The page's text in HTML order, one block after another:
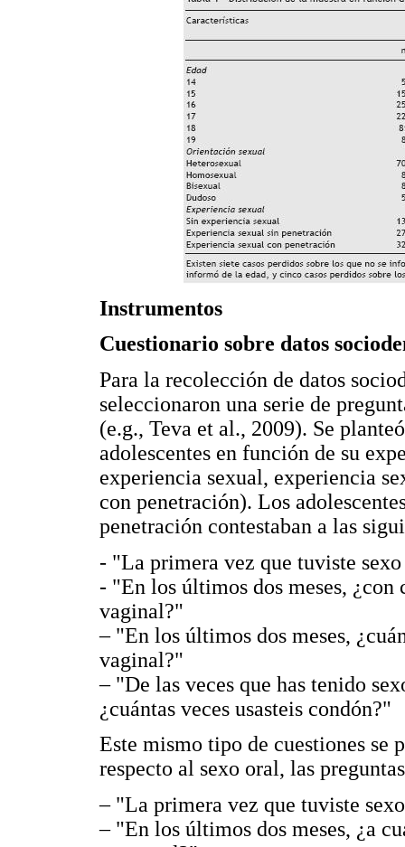
Instrumentos
Cuestionario sobre datos
Para la recolección de datos
seleccionaron una serie de
(e.g., Teva et al., 2009). Se
adolescentes en función de su
experiencia sexual, experiencia
con penetración). Los
penetración contestaban a las
- "La primera vez que tuviste
- "En los últimos dos meses, ¿con
vaginal?"
– "En los últimos dos meses,
vaginal?"
– "De las veces que has tenido
¿cuántas veces usasteis condón?"
Este mismo tipo de cuestiones se
respecto al sexo oral, las
– "La primera vez que tuviste
– "En los últimos dos meses, ¿a